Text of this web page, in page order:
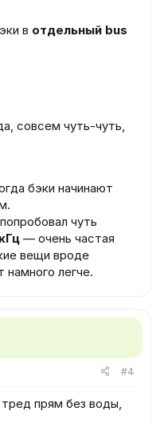
в отдельный bus
совсем чуть-чуть,
бэки начинают
чуть
— очень частая
вещи вроде
легче.
#4
прям без воды,